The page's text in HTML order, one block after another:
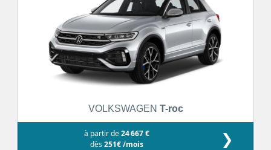
VOLKSWAGEN T-roc
à partir de24 667 €
dès251€ /mois ❯